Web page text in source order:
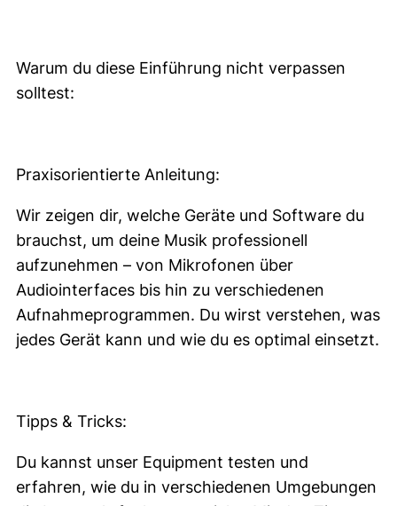
Warum du diese Einführung nicht verpassen
solltest:
Praxisorientierte Anleitung:
Wir zeigen dir, welche Geräte und Software du
brauchst, um deine Musik professionell
aufzunehmen – von Mikrofonen über
Audiointerfaces bis hin zu verschiedenen
Aufnahmeprogrammen. Du wirst verstehen, was
jedes Gerät kann und wie du es optimal einsetzt.
Tipps & Tricks:
Du kannst unser Equipment testen und
erfahren, wie du in verschiedenen Umgebungen